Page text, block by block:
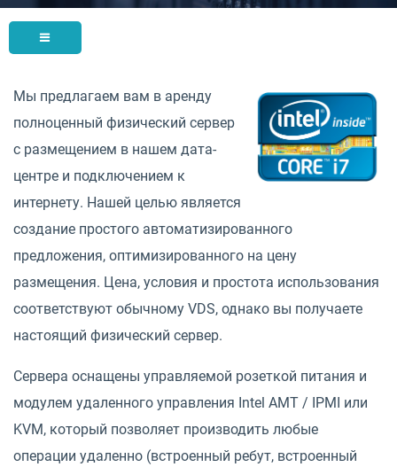
Мы предлагаем вам в аренду
полноценный физический сервер
с размещением в нашем дата-
центре и подключением к
интернету. Нашей целью является
создание простого автоматизированного
предложения, оптимизированного на цену
размещения. Цена, условия и простота использования
соответствуют обычному VDS, однако вы получаете
настоящий физический сервер.
Сервера оснащены управляемой розеткой питания и
модулем удаленного управления Intel AMT / IPMI или
KVM, который позволяет производить любые
операции удаленно (встроенный ребут, встроенный